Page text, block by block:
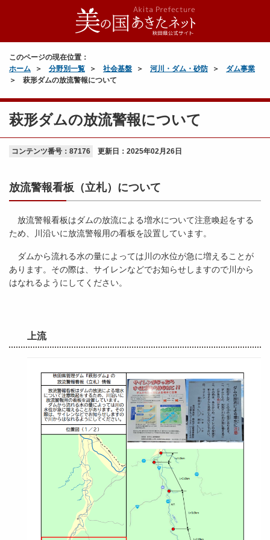
このページの現在位置：
ホーム
分野別一覧 社会基盤 河川・ダム・砂防
ダム事業
萩形ダムの放流警報について
萩形ダムの放流警報について
コンテンツ番号：87176 更新日： 2025年02月26日
放流警報看板（立札）について
放流警報看板はダムの放流による増水について注意喚起をする
ため、川沿いに放流警報用の看板を設置しています。
ダムから流れる水の量によっては川の水位が急に増えることが
あります。その際は、サイレンなどでお知らせしますので川から
はなれるようにしてください。
上流